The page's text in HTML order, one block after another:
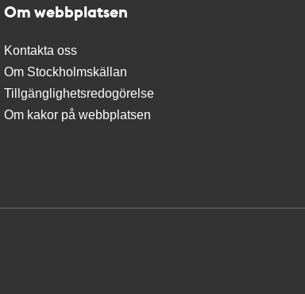
Om webbplatsen
Kontakta oss
Om Stockholmskällan
Tillgänglighetsredogörelse
Om kakor på webbplatsen